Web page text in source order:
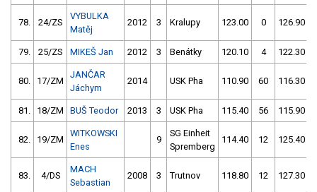
78. 24/ZS
VYBULKA
Matěj
2012 3 Kralupy 123.00 0 126.90
79. 25/ZS MIKEŠ Jan 2012 3 Benátky 120.10 4 122.30
80. 17/ZM
JANČAR
Jáchym
2014 USK Pha 110.90 60 116.30
81. 18/ZM BUŠ Teodor 2013 3 USK Pha 115.40 56 115.90
82. 19/ZM
WITKOWSKI
Enes
9
SG Einheit
Spremberg
114.40 12 125.40
83. 4/DS
MACH
Sebastian
2008 3 Trutnov 118.80 12 127.30